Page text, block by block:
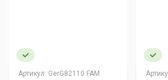
Артикул: GerG82110 FAM